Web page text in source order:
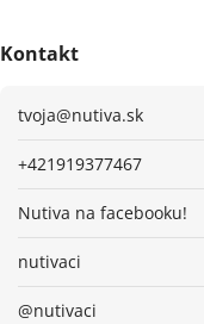
Kontakt
tvoja@nutiva.sk
+421919377467
Nutiva na facebooku!
nutivaci
@nutivaci